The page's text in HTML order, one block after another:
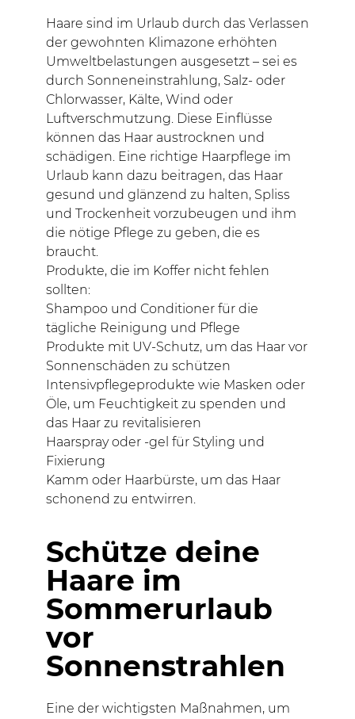
Haare sind im Urlaub durch das Verlassen
der gewohnten Klimazone erhöhten
Umweltbelastungen ausgesetzt – sei es
durch Sonneneinstrahlung, Salz- oder
Chlorwasser, Kälte, Wind oder
Luftverschmutzung. Diese Einflüsse
können das Haar austrocknen und
schädigen. Eine richtige Haarpflege im
Urlaub kann dazu beitragen, das Haar
gesund und glänzend zu halten, Spliss
und Trockenheit vorzubeugen und ihm
die nötige Pflege zu geben, die es
braucht.
Produkte, die im Koffer nicht fehlen
sollten:
Shampoo und Conditioner für die
tägliche Reinigung und Pflege
Produkte mit UV-Schutz, um das Haar vor
Sonnenschäden zu schützen
Intensivpflegeprodukte wie Masken oder
Öle, um Feuchtigkeit zu spenden und
das Haar zu revitalisieren
Haarspray oder -gel für Styling und
Fixierung
Kamm oder Haarbürste, um das Haar
schonend zu entwirren.
Schütze deine
Haare im
Sommerurlaub
vor
Sonnenstrahlen
Eine der wichtigsten Maßnahmen, um